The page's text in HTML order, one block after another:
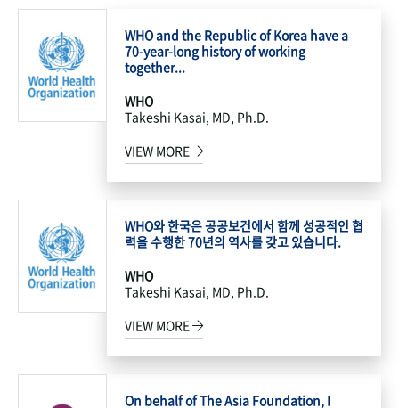
WHO and the Republic of Korea have a
70-year-long history of working
together...
WHO
Takeshi Kasai, MD, Ph.D.
VIEW MORE
WHO와 한국은 공공보건에서 함께 성공적인 협
력을 수행한 70년의 역사를 갖고 있습니다.
WHO
Takeshi Kasai, MD, Ph.D.
VIEW MORE
On behalf of The Asia Foundation, I